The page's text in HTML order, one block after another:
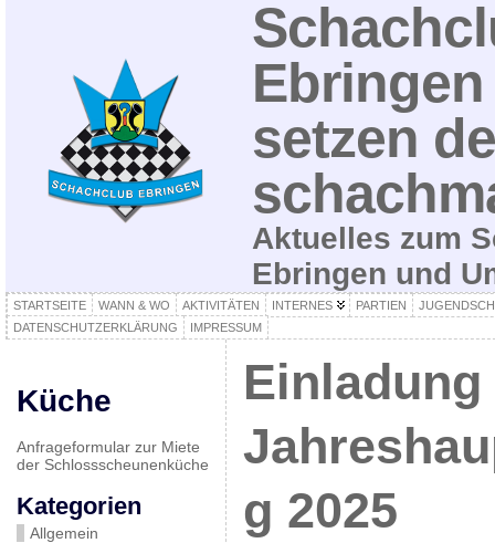
setzen
Aktuelles zum
Ebringen und
STARTSEITE WANN & WO AKTIVITÄTEN INTERNES PARTIEN
DATENSCHUTZERKLÄRUNG
IMPRESSUM
Küche
Anfrageformular zur Miete
der Schlossscheunenküche
Kategorien
Allgemein
Einladung
g 2025